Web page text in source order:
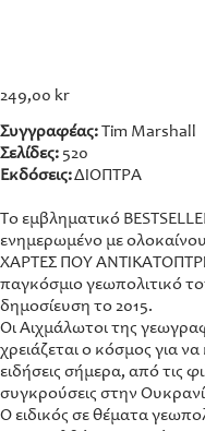
249,00 kr
Συγγραφέας:Tim Marshall
Σελίδες: 520
Εκδόσεις:ΔΙΟΠΤΡΑ
Το εμβληματικό
ενημερωμένο με
ΧΑΡΤΕΣ ΠΟΥ
παγκόσμιο γεωπολιτικό
δημοσίευση το 2015.
Οι Αιχμάλωτοι της
χρειάζεται ο κόσμος για να
ειδήσεις σήμερα, από τις
συγκρούσεις στην
Ο ειδικός σε θέματα